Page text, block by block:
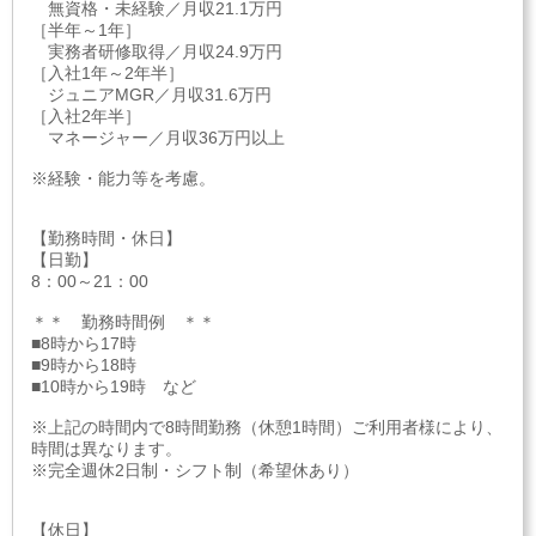
無資格・未経験／月収21.1万円
［半年～1年］
実務者研修取得／月収24.9万円
［入社1年～2年半］
ジュニアMGR／月収31.6万円
［入社2年半］
マネージャー／月収36万円以上
※経験・能力等を考慮。
【勤務時間・休日】
【日勤】
8：00～21：00
＊＊ 勤務時間例 ＊＊
■8時から17時
■9時から18時
■10時から19時 など
※上記の時間内で8時間勤務（休憩1時間）ご利用者様により、
時間は異なります。
※完全週休2日制・シフト制（希望休あり）
【休日】